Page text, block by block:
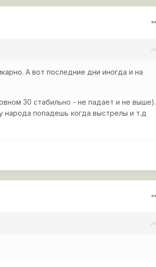
А вот последние дни иногда и на
30 стабильно - не падает и не выше).
народа попадешь когда выстрелы и т.д